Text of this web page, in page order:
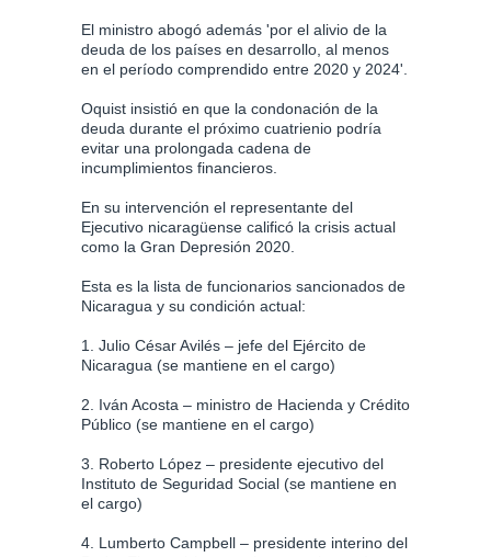
El ministro abogó además 'por el alivio de la
deuda de los países en desarrollo, al menos
en el período comprendido entre 2020 y 2024'.
Oquist insistió en que la condonación de la
deuda durante el próximo cuatrienio podría
evitar una prolongada cadena de
incumplimientos financieros.
En su intervención el representante del
Ejecutivo nicaragüense calificó la crisis actual
como la Gran Depresión 2020.
Esta es la lista de funcionarios sancionados de
Nicaragua y su condición actual:
1. Julio César Avilés – jefe del Ejército de
Nicaragua (se mantiene en el cargo)
2. Iván Acosta – ministro de Hacienda y Crédito
Público (se mantiene en el cargo)
3. Roberto López – presidente ejecutivo del
Instituto de Seguridad Social (se mantiene en
el cargo)
4. Lumberto Campbell – presidente interino del